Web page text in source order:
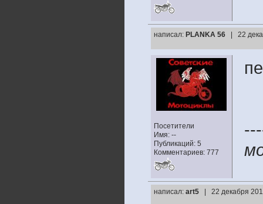
написал: PLANKA 56 | 22
Посетители
Имя: --
Публикаций: 5
Комментариев: 777
написал: art5 | 22 декабря